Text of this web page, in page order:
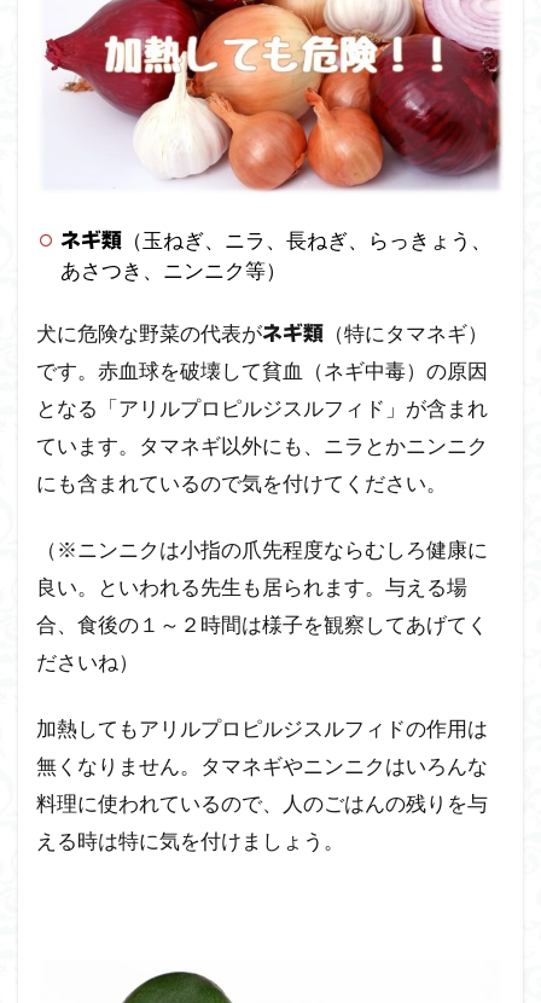
ネギ類
（玉ねぎ、ニラ、長ねぎ、らっきょう、
あさつき、ニンニク等）
犬に危険な野菜の代表がネギ類
（特にタマネギ）
です。赤血球を破壊して貧血（ネギ中毒）の原因
となる「アリルプロピルジスルフィド」が含まれ
ています。タマネギ以外にも、ニラとかニンニク
にも含まれているので気を付けてください。
（※ニンニクは小指の爪先程度ならむしろ健康に
良い。といわれる先生も居られます。与える場
合、食後の１～２時間は様子を観察してあげてく
ださいね）
加熱してもアリルプロピルジスルフィドの作用は
無くなりません。タマネギやニンニクはいろんな
料理に使われているので、人のごはんの残りを与
える時は特に気を付けましょう。